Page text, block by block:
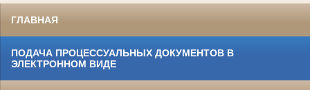
ГЛАВНАЯ
ПОДАЧА ПРОЦЕССУАЛЬНЫХ ДОКУМЕНТОВ В
ЭЛЕКТРОННОМ ВИДЕ